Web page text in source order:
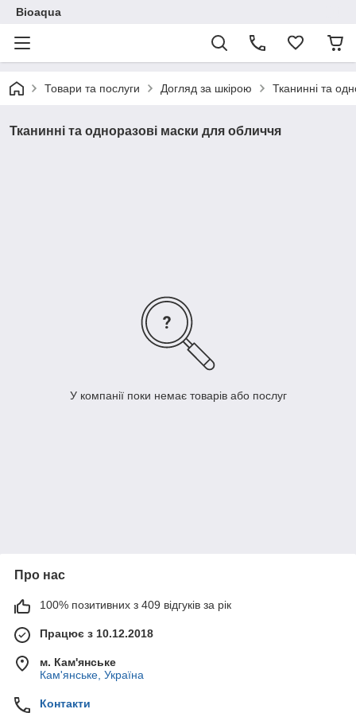
Bioaqua
Товари та послуги Догляд за шкірою Тканинні та
Тканинні та одноразові маски для обличчя
У компанії поки немає товарів або послуг
Про нас
100% позитивних з 409 відгуків за рік
Працює з 10.12.2018
м. Кам'янське
Кам'янське, Україна
Контакти